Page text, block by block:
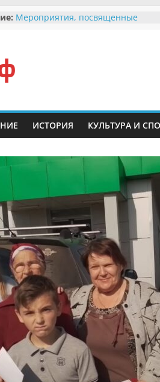
Мероприятия, посвященные
Безопасность в сети Интернет
Ученики приняли участие в
мероприятии «Сохраним
В вольере Воронинского
заповедника родились крапчатые
ИСТОРИЯ КУЛЬТУРА И